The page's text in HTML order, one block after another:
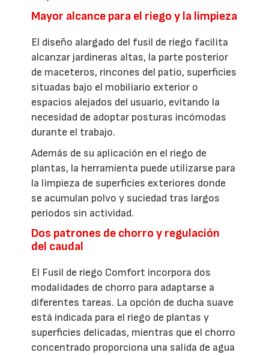
Mayor alcance para el riego y la limpieza
El diseño alargado del fusil de riego facilita
alcanzar jardineras altas, la parte posterior
de maceteros, rincones del patio, superficies
situadas bajo el mobiliario exterior o
espacios alejados del usuario, evitando la
necesidad de adoptar posturas incómodas
durante el trabajo.
Además de su aplicación en el riego de
plantas, la herramienta puede utilizarse para
la limpieza de superficies exteriores donde
se acumulan polvo y suciedad tras largos
periodos sin actividad.
Dos patrones de chorro y regulación
del caudal
El Fusil de riego Comfort incorpora dos
modalidades de chorro para adaptarse a
diferentes tareas. La opción de ducha suave
está indicada para el riego de plantas y
superficies delicadas, mientras que el chorro
concentrado proporciona una salida de agua